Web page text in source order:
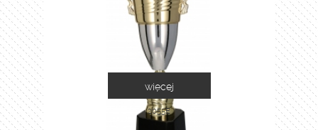
2055E
więcej